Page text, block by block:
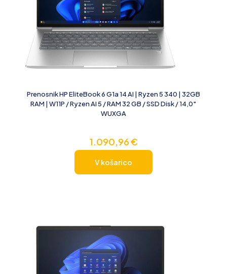
Prenosnik HP EliteBook 6 G1a 14 AI | Ryzen 5 340 | 32GB
RAM | W11P / Ryzen AI 5 / RAM 32 GB / SSD Disk / 14,0″
WUXGA
1.090,96€
V košarico